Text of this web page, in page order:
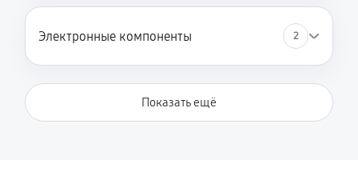
Электронные компоненты 2
Показать ещё